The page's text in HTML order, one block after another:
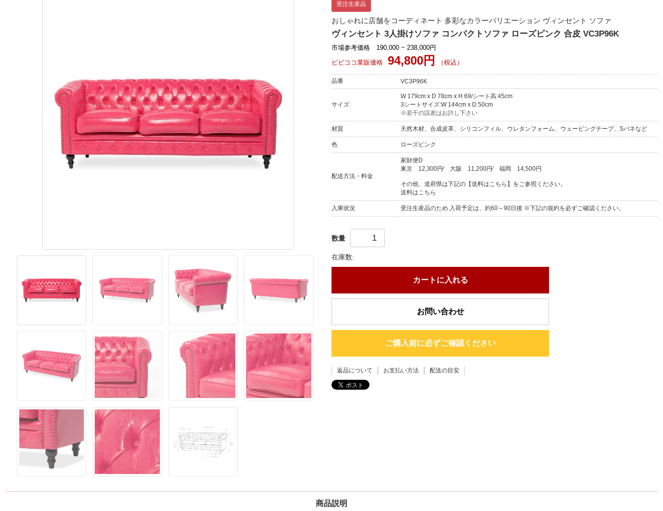
受注生産品
おしゃれに店舗をコーディネート 多彩なカラーバリエーション ヴィンセント ソファ
ヴィンセント 3人掛けソファ コンパクトソファ ローズピンク 合皮 VC3P96K
市場参考価格 190,000 ~ 238,000円
ビビココ業販価格
94,800円 （税込）
品番 VC3P96K
サイズ
W 179cm x D 78cm x H 69/シート高:45cm
3シートサイズ:W 144cm x D 50cm
※若干の誤差はお許し下さい
材質 天然木材、合成皮革、シリコンフィル、ウレタンフォーム、ウェービングテープ、Sバネなど
色 ローズピンク
配送方法・料金
家財便D
東京
12,300円⁄ 大阪 11,200円⁄ 福岡 14,500円
その他、道府県は下記の【送料はこちら】をご参照ください。
送料はこちら
入庫状況 受注生産品のため 入荷予定は、約60～90日後 ※下記の規約を必ずご確認ください。
数量
在庫数:
カートに入れる
お問い合わせ
ご購入前に必ずご確認ください
返品について お支払い方法 配送の目安
商品説明